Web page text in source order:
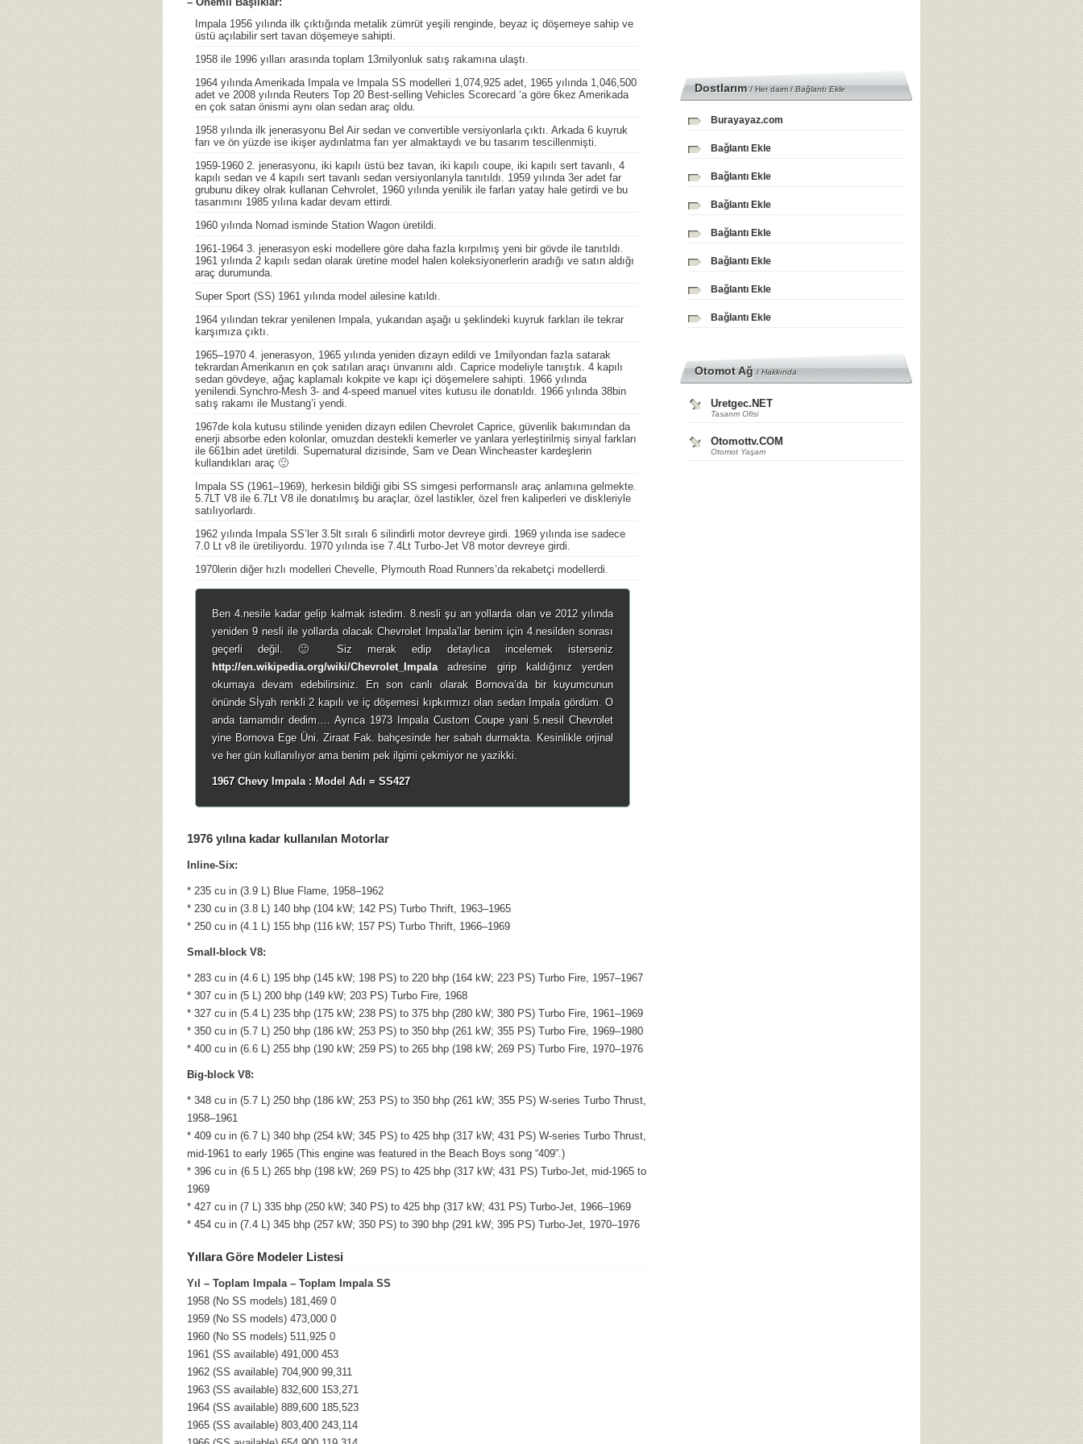
Impala 1956 yılında ilk çıktığında metalik zümrüt yeşili renginde, beyaz iç döşemeye sahip ve
üstü açılabilir sert tavan döşemeye sahipti.
1958 ile 1996 yılları arasında toplam 13milyonluk satış rakamına ulaştı.
1964 yılında Amerikada Impala ve Impala SS modelleri 1,074,925 adet, 1965 yılında 1,046,500
adet ve 2008 yılında Reuters Top 20 Best-selling Vehicles Scorecard ‘a göre 6kez Amerikada
en çok satan önismi aynı olan sedan araç oldu.
1958 yılında ilk jenerasyonu Bel Air sedan ve convertible versiyonlarla çıktı. Arkada 6 kuyruk
farı ve ön yüzde ise ikişer aydınlatma farı yer almaktaydı ve bu tasarım tescillenmişti.
1959-1960 2. jenerasyonu, iki kapılı üstü bez tavan, iki kapılı coupe, iki kapılı sert tavanlı, 4
kapılı sedan ve 4 kapılı sert tavanlı sedan versiyonlarıyla tanıtıldı. 1959 yılında 3er adet far
grubunu dikey olrak kullanan Cehvrolet, 1960 yılında yenilik ile farları yatay hale getirdi ve bu
tasarımını 1985 yılına kadar devam ettirdi.
1960 yılında Nomad isminde Station Wagon üretildi.
1961-1964 3. jenerasyon eski modellere göre daha fazla kırpılmış yeni bir gövde ile tanıtıldı.
1961 yılında 2 kapılı sedan olarak üretine model halen koleksiyonerlerin aradığı ve satın aldığı
araç durumunda.
Super Sport (SS) 1961 yılında model ailesine katıldı.
1964 yılından tekrar yenilenen Impala, yukarıdan aşağı u şeklindeki kuyruk farkları ile tekrar
karşımıza çıktı.
1965–1970 4. jenerasyon, 1965 yılında yeniden dizayn edildi ve 1milyondan fazla satarak
tekrardan Amerikanın en çok satılan araçı ünvanını aldı. Caprice modeliyle tanıştık. 4 kapılı
sedan gövdeye, ağaç kaplamalı kokpite ve kapı içi döşemelere sahipti. 1966 yılında
yenilendi.Synchro-Mesh 3- and 4-speed manuel vites kutusu ile donatıldı. 1966 yılında 38bin
satış rakamı ile Mustang’i yendi.
1967de kola kutusu stilinde yeniden dizayn edilen Chevrolet Caprice, güvenlik bakımından da
enerji absorbe eden kolonlar, omuzdan destekli kemerler ve yanlara yerleştirilmiş sinyal farkları
ile 661bin adet üretildi. Supernatural dizisinde, Sam ve Dean Wincheaster kardeşlerin
kullandıkları araç 🙂
Impala SS (1961–1969), herkesin bildiği gibi SS simgesi performanslı araç anlamına gelmekte.
5.7LT V8 ile 6.7Lt V8 ile donatılmış bu araçlar, özel lastikler, özel fren kaliperleri ve diskleriyle
satılıyorlardı.
1962 yılında Impala SS’ler 3.5lt sıralı 6 silindirli motor devreye girdi. 1969 yılında ise sadece
7.0 Lt v8 ile üretiliyordu. 1970 yılında ise 7.4Lt Turbo-Jet V8 motor devreye girdi.
1970lerin diğer hızlı modelleri Chevelle, Plymouth Road Runners’da rekabetçi modellerdi.
Ben 4.nesile kadar gelip kalmak istedim. 8.nesli şu an yollarda olan ve 2012 yılında
yeniden 9 nesli ile yollarda olacak Chevrolet Impala’lar benim için 4.nesilden sonrası
geçerli değil. 🙂 Siz merak edip detaylıca incelemek isterseniz
http://en.wikipedia.org/wiki/Chevrolet_Impalaadresine girip kaldığınız yerden
okumaya devam edebilirsiniz. En son canlı olarak Bornova’da bir kuyumcunun
önünde Sİyah renkli 2 kapılı ve iç döşemesi kıpkırmızı olan sedan Impala gördüm. O
anda tamamdır dedim…. Ayrıca 1973 Impala Custom Coupe yani 5.nesil Chevrolet
yine Bornova Ege Üni. Ziraat Fak. bahçesinde her sabah durmakta. Kesinlikle orjinal
ve her gün kullanılıyor ama benim pek ilgimi çekmiyor ne yazikki.
1967 Chevy Impala : Model Adı = SS427
1976 yılına kadar kullanılan Motorlar
Inline-Six:
* 235 cu in (3.9 L) Blue Flame, 1958–1962
* 230 cu in (3.8 L) 140 bhp (104 kW; 142 PS) Turbo Thrift, 1963–1965
* 250 cu in (4.1 L) 155 bhp (116 kW; 157 PS) Turbo Thrift, 1966–1969
Small-block V8:
* 283 cu in (4.6 L) 195 bhp (145 kW; 198 PS) to 220 bhp (164 kW; 223 PS) Turbo Fire, 1957–1967
* 307 cu in (5 L) 200 bhp (149 kW; 203 PS) Turbo Fire, 1968
* 327 cu in (5.4 L) 235 bhp (175 kW; 238 PS) to 375 bhp (280 kW; 380 PS) Turbo Fire, 1961–1969
* 350 cu in (5.7 L) 250 bhp (186 kW; 253 PS) to 350 bhp (261 kW; 355 PS) Turbo Fire, 1969–1980
* 400 cu in (6.6 L) 255 bhp (190 kW; 259 PS) to 265 bhp (198 kW; 269 PS) Turbo Fire, 1970–1976
Big-block V8:
* 348 cu in (5.7 L) 250 bhp (186 kW; 253 PS) to 350 bhp (261 kW; 355 PS) W-series Turbo Thrust,
1958–1961
* 409 cu in (6.7 L) 340 bhp (254 kW; 345 PS) to 425 bhp (317 kW; 431 PS) W-series Turbo Thrust,
mid-1961 to early 1965 (This engine was featured in the Beach Boys song “409”.)
* 396 cu in (6.5 L) 265 bhp (198 kW; 269 PS) to 425 bhp (317 kW; 431 PS) Turbo-Jet, mid-1965 to
1969
* 427 cu in (7 L) 335 bhp (250 kW; 340 PS) to 425 bhp (317 kW; 431 PS) Turbo-Jet, 1966–1969
* 454 cu in (7.4 L) 345 bhp (257 kW; 350 PS) to 390 bhp (291 kW; 395 PS) Turbo-Jet, 1970–1976
Yıllara Göre Modeler Listesi
Yıl – Toplam Impala – Toplam Impala SS
1958 (No SS models) 181,469 0
1959 (No SS models) 473,000 0
1960 (No SS models) 511,925 0
1961 (SS available) 491,000 453
1962 (SS available) 704,900 99,311
1963 (SS available) 832,600 153,271
1964 (SS available) 889,600 185,523
1965 (SS available) 803,400 243,114
Dostlarım/ Her daim /Bağlantı Ekle
Burayayaz.com
Bağlantı Ekle
Bağlantı Ekle
Bağlantı Ekle
Bağlantı Ekle
Bağlantı Ekle
Bağlantı Ekle
Bağlantı Ekle
Otomot Ağ/Hakkında
Uretgec.NET
Tasarım Ofisi
Otomottv.COM
Otomot Yaşam